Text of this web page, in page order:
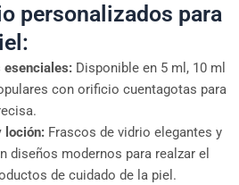
personalizados para
esenciales:Disponible en 5 ml, 10 ml
con orificio cuentagotas para
loción:Frascos de vidrio elegantes y
diseños modernos para realzar el
de cuidado de la piel.